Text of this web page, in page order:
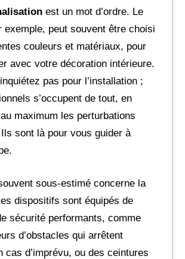
est un mot d’ordre. Le
exemple, peut souvent être choisi
couleurs et matériaux, pour
avec votre décoration intérieure.
pas pour l’installation ;
s’occupent de tout, en
maximum les perturbations
sont là pour vous guider à
sous-estimé concerne la
dispositifs sont équipés de
sécurité performants, comme
d’obstacles qui arrêtent
cas d’imprévu, ou des ceintures